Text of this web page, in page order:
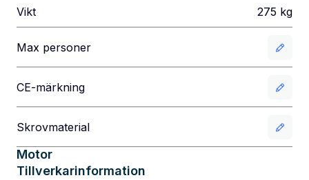
Vikt 275 kg
Max personer
CE-märkning
Skrovmaterial
Motor
Tillverkarinformation